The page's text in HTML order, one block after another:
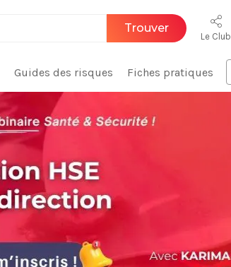
Trouver
Le Club
Guides des risques Fiches pratiques